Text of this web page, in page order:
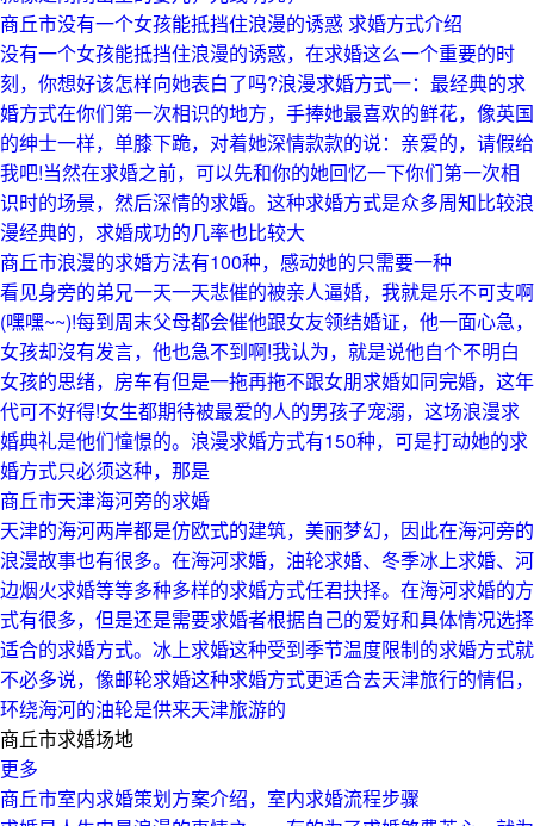
商丘市没有一个女孩能抵挡住浪漫的诱惑 求婚方式介绍
没有一个女孩能抵挡住浪漫的诱惑，在求婚这么一个重要的时
刻，你想好该怎样向她表白了吗?浪漫求婚方式一：最经典的求
婚方式在你们第一次相识的地方，手捧她最喜欢的鲜花，像英国
的绅士一样，单膝下跪，对着她深情款款的说：亲爱的，请假给
我吧!当然在求婚之前，可以先和你的她回忆一下你们第一次相
识时的场景，然后深情的求婚。这种求婚方式是众多周知比较浪
漫经典的，求婚成功的几率也比较大
商丘市浪漫的求婚方法有100种，感动她的只需要一种
看见身旁的弟兄一天一天悲催的被亲人逼婚，我就是乐不可支啊
(嘿嘿~~)!每到周末父母都会催他跟女友领结婚证，他一面心急，
女孩却沒有发言，他也急不到啊!我认为，就是说他自个不明白
女孩的思绪，房车有但是一拖再拖不跟女朋求婚如同完婚，这年
代可不好得!女生都期待被最爱的人的男孩子宠溺，这场浪漫求
婚典礼是他们憧憬的。浪漫求婚方式有150种，可是打动她的求
婚方式只必须这种，那是
商丘市天津海河旁的求婚
天津的海河两岸都是仿欧式的建筑，美丽梦幻，因此在海河旁的
浪漫故事也有很多。在海河求婚，油轮求婚、冬季冰上求婚、河
边烟火求婚等等多种多样的求婚方式任君抉择。在海河求婚的方
式有很多，但是还是需要求婚者根据自己的爱好和具体情况选择
适合的求婚方式。冰上求婚这种受到季节温度限制的求婚方式就
不必多说，像邮轮求婚这种求婚方式更适合去天津旅行的情侣，
环绕海河的油轮是供来天津旅游的
商丘市求婚场地
更多
商丘市室内求婚策划方案介绍，室内求婚流程步骤